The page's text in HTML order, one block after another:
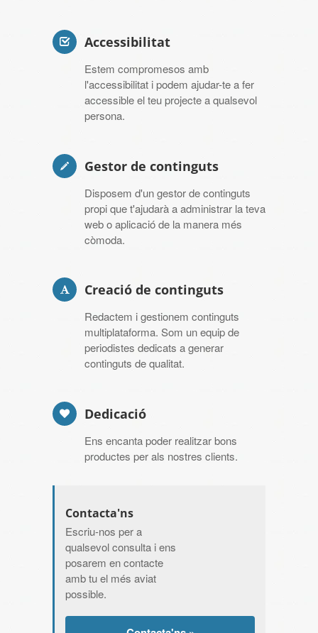
Accessibilitat
Estem compromesos amb
l'accessibilitat i podem ajudar-te a fer
accessible el teu projecte a qualsevol
persona.
Gestor de continguts
Disposem d'un gestor de continguts
propi que t'ajudarà a administrar la teva
web o aplicació de la manera més
còmoda.
Creació de continguts
Redactem i gestionem continguts
multiplataforma. Som un equip de
periodistes dedicats a generar
continguts de qualitat.
Dedicació
Ens encanta poder realitzar bons
productes per als nostres clients.
Contacta'ns
Escriu-nos per a
qualsevol consulta i ens
posarem en contacte
amb tu el més aviat
possible.